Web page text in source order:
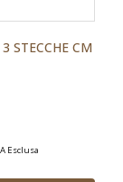
STECCHE CM
Esclusa